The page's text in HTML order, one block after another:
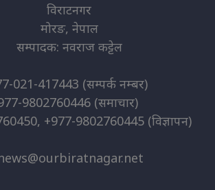
विराटनगर
मोरङ, नेपाल
सम्पादक: नवराज कट्टेल
021-417443 (सम्पर्क नम्बर)
9802760446 (समाचार)
+977-9802760445 (विज्ञापन)